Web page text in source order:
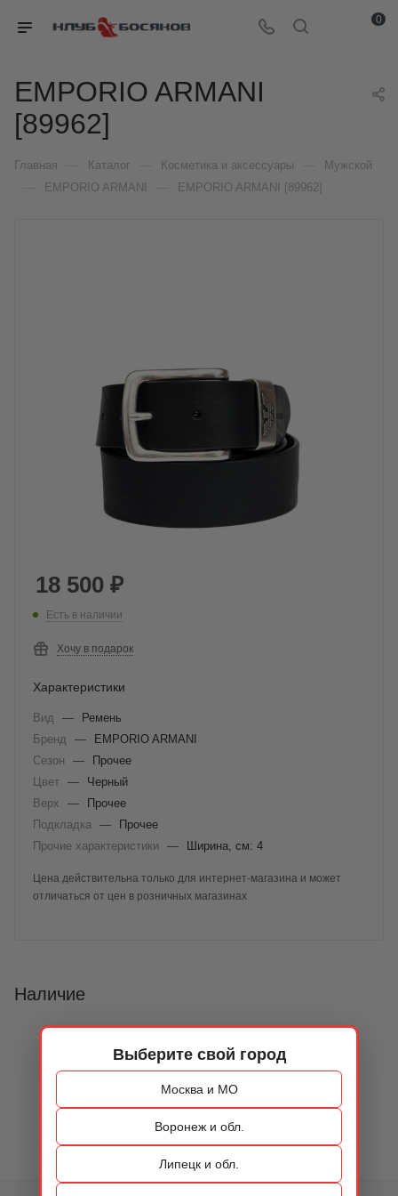
Выберите свой город
Москва и МО
Воронеж и обл.
Липецк и обл.
0
EMPORIO ARMANI
[89962]
Главная Каталог Косметика и аксессуары Мужской
EMPORIO ARMANI EMPORIO ARMANI [89962]
18 500 ₽
Есть в наличии
Хочу в подарок
Характеристики
Вид —
Ремень
Бренд
—
EMPORIO ARMANI
Сезон
—
Прочее
Цвет —
Черный
Верх
—
Прочее
Подкладка
—
Прочее
Прочие характеристики
— Ширина, см: 4
Цена действительна только для интернет-магазина и может
отличаться от цен в розничных магазинах
Наличие